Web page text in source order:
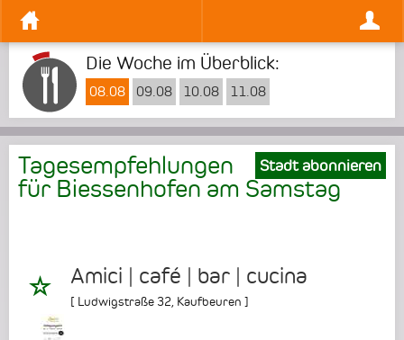
Die Woche im Überblick:
08.08 09.08 10.08 11.08
Stadt abonnieren
Tagesempfehlungen
für Biessenhofen am Samstag
Amici | café | bar | cucina
[ Ludwigstraße 32, Kaufbeuren ]